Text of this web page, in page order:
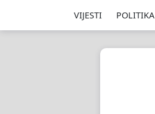
VIJESTI POLITIKA